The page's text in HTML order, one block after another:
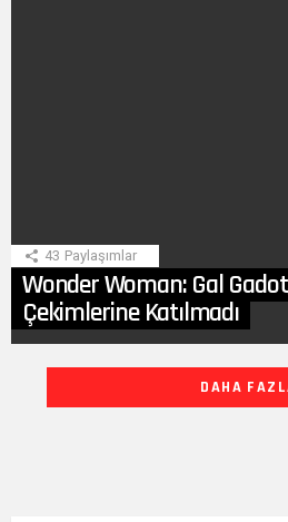
43 Paylaşımlar
Wonder Woman: Gal
Çekimlerine Katılmadı
DAHA